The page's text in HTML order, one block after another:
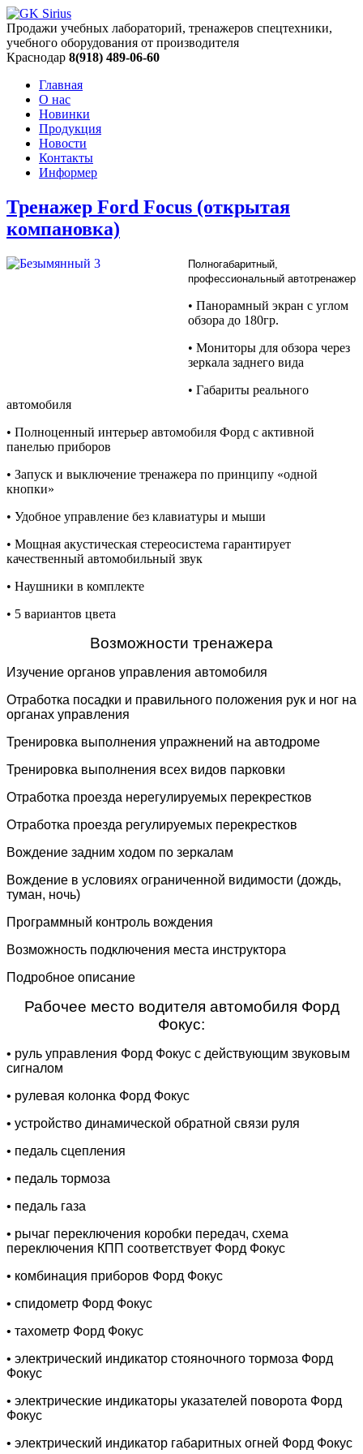
Продажи учебных лабораторий, тренажеров спецтехники,
учебного оборудования от производителя
Краснодар 8(918) 489-06-60
Главная
О нас
Новинки
Продукция
Новости
Контакты
Информер
Тренажер Ford Focus (открытая
компановка)
Полногабаритный,
профессиональный автотренажер
• Панорамный экран с углом
обзора до 180гр.
• Мониторы для обзора через
зеркала заднего вида
• Габариты реального
автомобиля
• Полноценный интерьер автомобиля Форд с активной
панелью приборов
• Запуск и выключение тренажера по принципу «одной
кнопки»
• Удобное управление без клавиатуры и мыши
• Мощная акустическая стереосистема гарантирует
качественный автомобильный звук
• Наушники в комплекте
• 5 вариантов цвета
Возможности тренажера
Изучение органов управления автомобиля
Отработка посадки и правильного положения рук и ног на
органах управления
Тренировка выполнения упражнений на автодроме
Тренировка выполнения всех видов парковки
Отработка проезда нерегулируемых перекрестков
Отработка проезда регулируемых перекрестков
Вождение задним ходом по зеркалам
Вождение в условиях ограниченной видимости (дождь,
туман, ночь)
Программный контроль вождения
Возможность подключения места инструктора
Подробное описание
Рабочее место водителя автомобиля Форд
Фокус:
• руль управления Форд Фокус с действующим звуковым
сигналом
• рулевая колонка Форд Фокус
• устройство динамической обратной связи руля
• педаль сцепления
• педаль тормоза
• педаль газа
• рычаг переключения коробки передач, схема
переключения КПП соответствует Форд Фокус
• комбинация приборов Форд Фокус
• спидометр Форд Фокус
• тахометр Форд Фокус
• электрический индикатор стояночного тормоза Форд
Фокус
• электрические индикаторы указателей поворота Форд
Фокус
• электрический индикатор габаритных огней Форд Фокус